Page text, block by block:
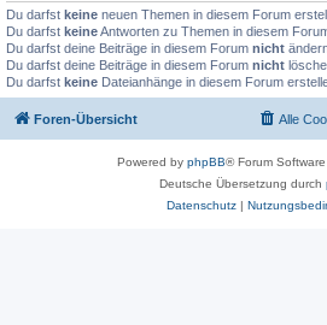
Du darfst keine neuen Themen in diesem Forum
Du darfst keineAntworten zu Themen in diesem
Du darfst deine Beiträge in diesem Forum nicht
Du darfst deine Beiträge in diesem Forum nicht
Du darfst keine Dateianhänge in diesem Forum
Foren-Übersicht Alle
Powered by phpBB® Forum
Deutsche Übersetzung durch
Datenschutz|